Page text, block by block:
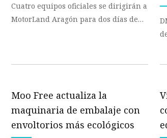
Máquina
Máquina
Cuatro equipos oficiales se dirigirán a
MotorLand Aragón para dos días de
Moo Free actualiza la
maquinaria de embalaje con
envoltorios más ecológicos